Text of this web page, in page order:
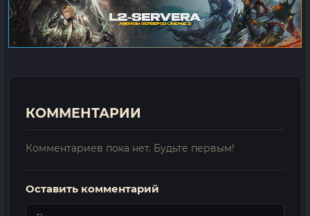
КОММЕНТАРИИ
Комментариев пока нет. Будьте первым!
Оставить комментарий